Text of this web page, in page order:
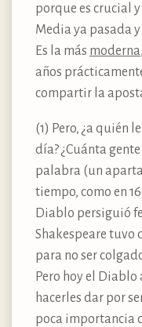
porque es crucial
Media ya pasada
Es la más moderna
años
compartir la
(1) Pero, ¿a quién
día? ¿Cuánta
palabra (un
tiempo, como en
Diablo persiguió
Shakespeare tuvo
para no ser
Pero hoy el Diablo
hacerles dar por
poca importancia